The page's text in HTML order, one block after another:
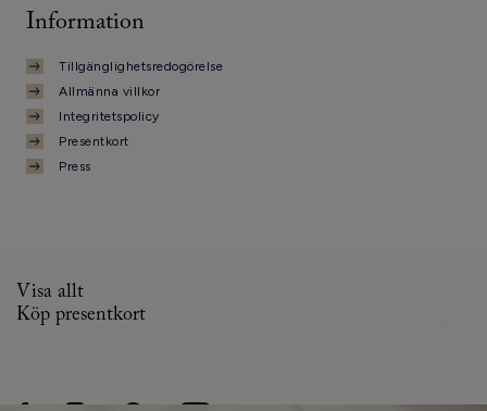
Information
Tillgänglighetsredogörelse
Allmänna villkor
Integritetspolicy
Presentkort
Press
Visa allt
Köp presentkort